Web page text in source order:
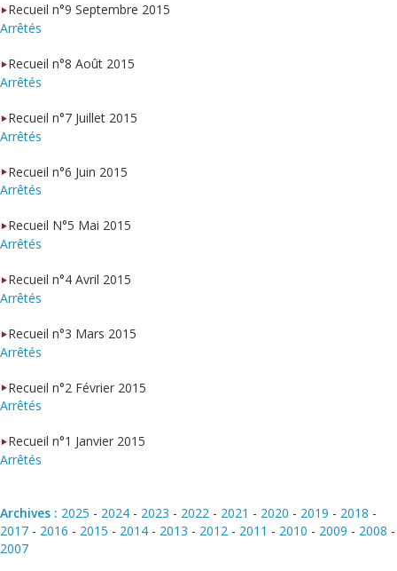
Recueil n°9 Septembre 2015
Arrêtés
Recueil n°8 Août 2015
Arrêtés
Recueil n°7 Juillet 2015
Arrêtés
Recueil n°6 Juin 2015
Arrêtés
Recueil N°5 Mai 2015
Arrêtés
Recueil n°4 Avril 2015
Arrêtés
Recueil n°3 Mars 2015
Arrêtés
Recueil n°2 Février 2015
Arrêtés
Recueil n°1 Janvier 2015
Arrêtés
Archives : 2025 - 2024 - 2023 - 2022 - 2021 - 2020 - 2019 - 2018 -
2017 - 2016 - 2015 - 2014 - 2013 - 2012 - 2011 - 2010 - 2009 - 2008 -
2007